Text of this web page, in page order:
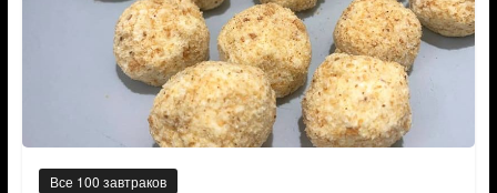
Все 100 завтраков